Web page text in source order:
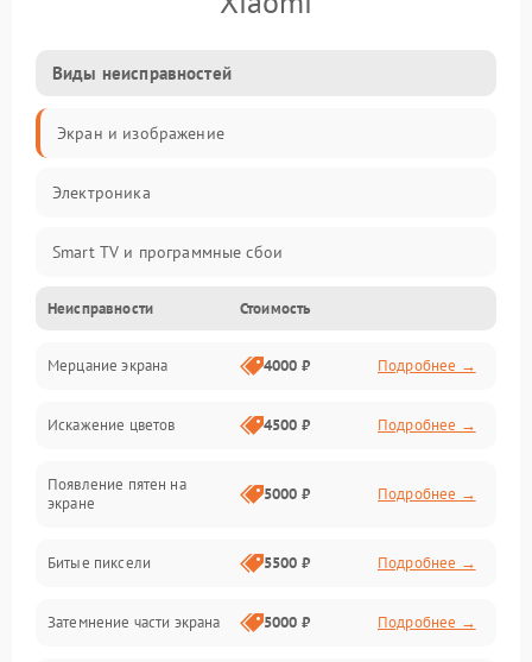
Виды неисправностей
Экран и изображение
Электроника
Smart TV и программные сбои
Питание и запуск
Подсветка и LED-модули
Звук и аудиосистема
Сигнал и приём каналов
Механические повреждения
Неисправности Стоимость
Мерцание экрана 4000 ₽ Подробнее →
Искажение цветов 4500 ₽ Подробнее →
Появление пятен на
экране
5000 ₽ Подробнее →
Битые пиксели 5500 ₽ Подробнее →
Затемнение части экрана 5000 ₽ Подробнее →